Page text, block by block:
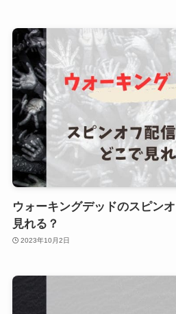
ウォーキングデッドのスピン
見れる？
2023年10月2日